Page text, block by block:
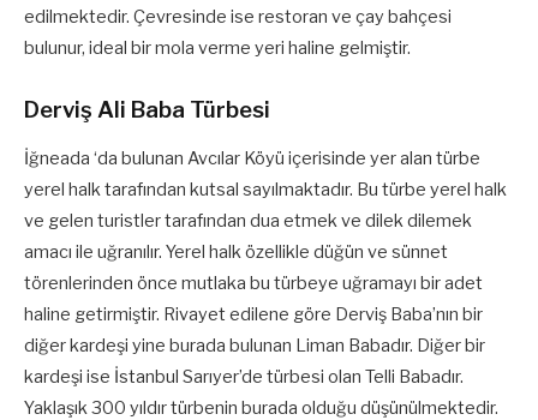
edilmektedir. Çevresinde ise restoran ve çay bahçesi
bulunur, ideal bir mola verme yeri haline gelmiştir.
Derviş Ali Baba Türbesi
İğneada ‘da bulunan Avcılar Köyü içerisinde yer alan türbe
yerel halk tarafından kutsal sayılmaktadır. Bu türbe yerel halk
ve gelen turistler tarafından dua etmek ve dilek dilemek
amacı ile uğranılır. Yerel halk özellikle düğün ve sünnet
törenlerinden önce mutlaka bu türbeye uğramayı bir adet
haline getirmiştir. Rivayet edilene göre Derviş Baba’nın bir
diğer kardeşi yine burada bulunan Liman Babadır. Diğer bir
kardeşi ise İstanbul Sarıyer’de türbesi olan Telli Babadır.
Yaklaşık 300 yıldır türbenin burada olduğu düşünülmektedir.